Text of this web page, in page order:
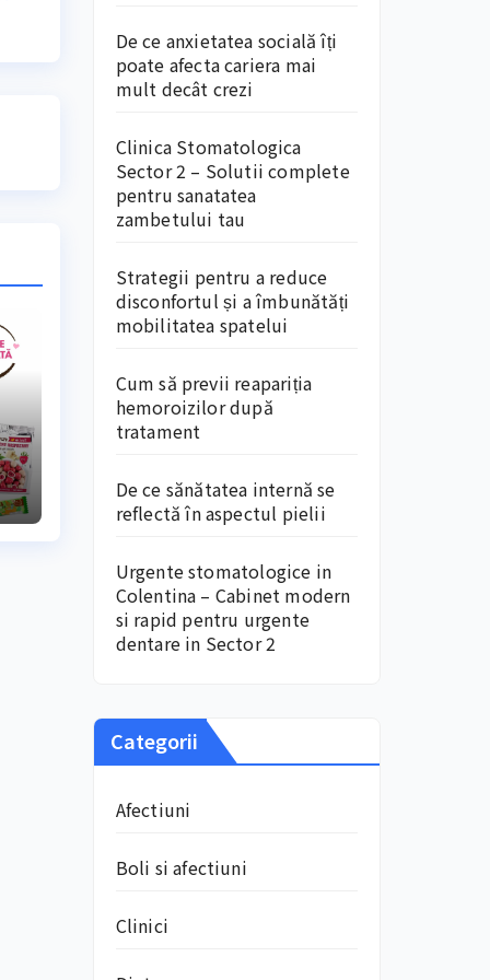
De ce anxietatea socială îți
poate afecta cariera mai
mult decât crezi
Clinica Stomatologica
Sector 2 – Solutii complete
pentru sanatatea
zambetului tau
Strategii pentru a reduce
disconfortul și a îmbunătăți
mobilitatea spatelui
Cum să previi reapariția
hemoroizilor după
tratament
De ce sănătatea internă se
reflectă în aspectul pielii
Urgente stomatologice in
Colentina – Cabinet modern
si rapid pentru urgente
dentare in Sector 2
Categorii
Afectiuni
Boli si afectiuni
Clinici